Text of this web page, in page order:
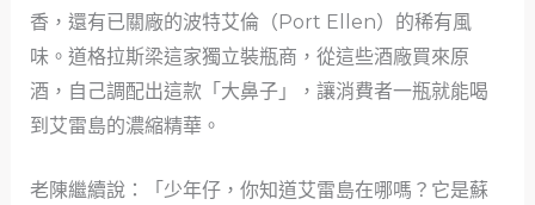
香，還有已關廠的波特艾倫（Port Ellen）的稀有風
味。道格拉斯梁這家獨立裝瓶商，從這些酒廠買來原
酒，自己調配出這款「大鼻子」，讓消費者一瓶就能喝
到艾雷島的濃縮精華。
老陳繼續說：「少年仔，你知道艾雷島在哪嗎？它是蘇